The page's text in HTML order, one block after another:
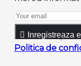
Inregistreaza
Am citit şi
Politica de